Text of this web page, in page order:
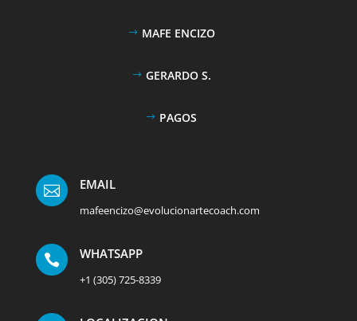
MAFE ENCIZO
GERARDO S.
PAGOS
 EMAIL
mafeencizo@evolucionartecoach.com
 WHATSAPP
+1 (305) 725-8339